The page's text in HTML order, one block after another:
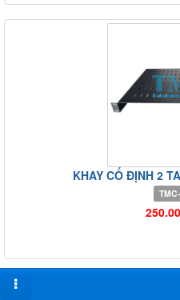
KHAY CỐ ĐỊNH 2